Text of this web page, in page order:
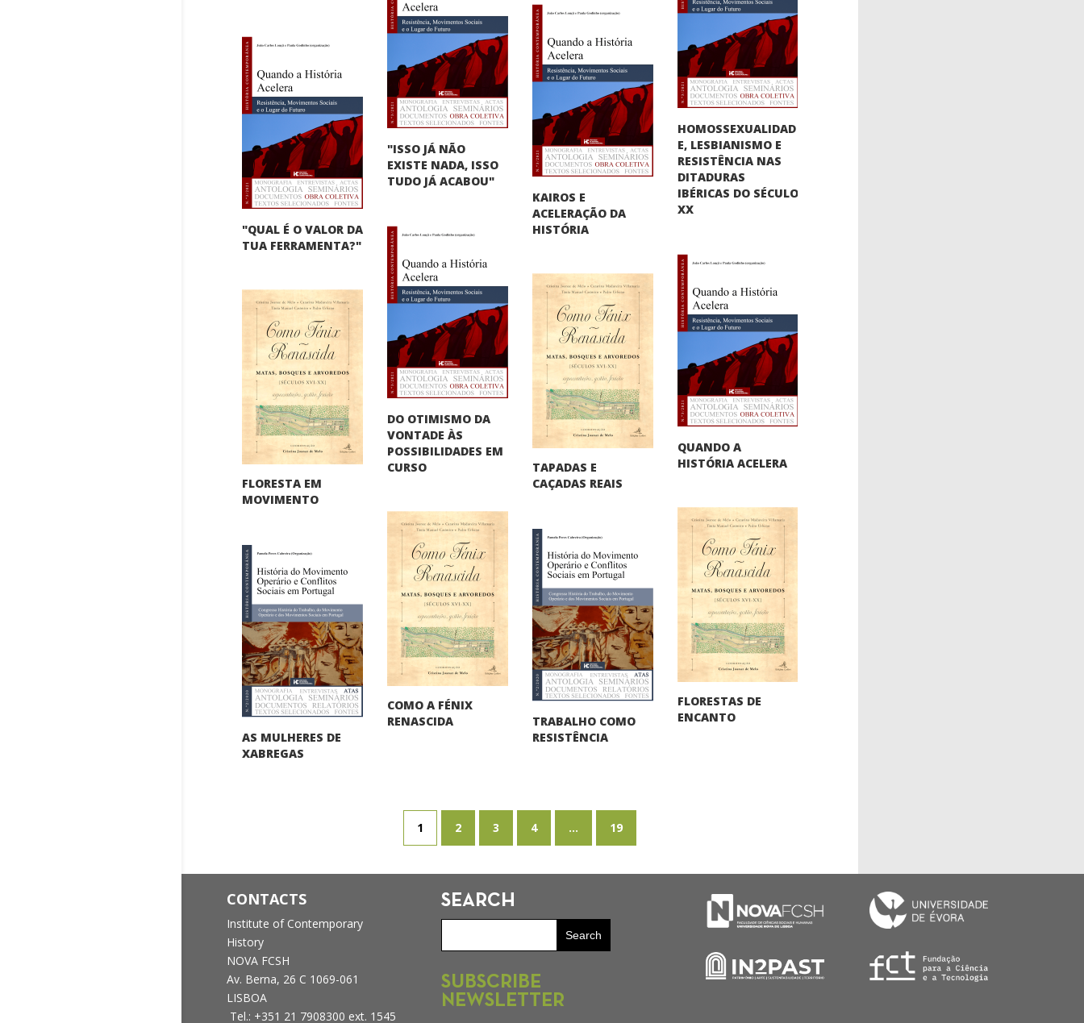
HOMOSSEXUALIDAD
E, LESBIANISMO E
RESISTÊNCIA NAS
DITADURAS
IBÉRICAS DO SÉCULO
XX
"ISSO JÁ NÃO
EXISTE NADA, ISSO
TUDO JÁ ACABOU"
KAIROS E
ACELERAÇÃO DA
HISTÓRIA
"QUAL É O VALOR DA
TUA FERRAMENTA?"
DO OTIMISMO DA
VONTADE ÀS
POSSIBILIDADES EM
CURSO
QUANDO A
HISTÓRIA ACELERA
TAPADAS E
CAÇADAS REAIS
FLORESTA EM
MOVIMENTO
FLORESTAS DE
ENCANTO
COMO A FÉNIX
RENASCIDA TRABALHO COMO
RESISTÊNCIA
AS MULHERES DE
XABREGAS
1 2 3 4 ... 19
CONTACTS
Institute of Contemporary
History
NOVA FCSH
Av. Berna, 26 C 1069-061
LISBOA
Tel.: +351 21 7908300 ext. 1545
SEARCH
SUBSCRIBE
NEWSLETTER